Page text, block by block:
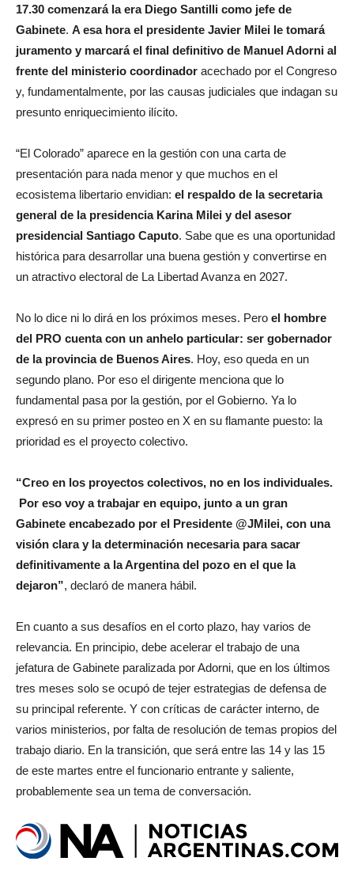
17.30 comenzará la era Diego Santilli como jefe de
Gabinete. A esa hora el presidente Javier Milei le tomará
juramento y marcará el final definitivo de Manuel Adorni al
frente del ministerio coordinador acechado por el Congreso
y, fundamentalmente, por las causas judiciales que indagan su
presunto enriquecimiento ilícito.
“El Colorado” aparece en la gestión con una carta de
presentación para nada menor y que muchos en el
ecosistema libertario envidian: el respaldo de la secretaria
general de la presidencia Karina Milei y del asesor
presidencial Santiago Caputo. Sabe que es una oportunidad
histórica para desarrollar una buena gestión y convertirse en
un atractivo electoral de La Libertad Avanza en 2027.
No lo dice ni lo dirá en los próximos meses. Pero el hombre
del PRO cuenta con un anhelo particular: ser gobernador
de la provincia de Buenos Aires. Hoy, eso queda en un
segundo plano. Por eso el dirigente menciona que lo
fundamental pasa por la gestión, por el Gobierno. Ya lo
expresó en su primer posteo en X en su flamante puesto: la
prioridad es el proyecto colectivo.
“Creo en los proyectos colectivos, no en los individuales.
Por eso voy a trabajar en equipo, junto a un gran
Gabinete encabezado por el Presidente @JMilei, con una
visión clara y la determinación necesaria para sacar
definitivamente a la Argentina del pozo en el que la
dejaron”, declaró de manera hábil.
En cuanto a sus desafíos en el corto plazo, hay varios de
relevancia. En principio, debe acelerar el trabajo de una
jefatura de Gabinete paralizada por Adorni, que en los últimos
tres meses solo se ocupó de tejer estrategias de defensa de
su principal referente. Y con críticas de carácter interno, de
varios ministerios, por falta de resolución de temas propios del
trabajo diario. En la transición, que será entre las 14 y las 15
de este martes entre el funcionario entrante y saliente,
probablemente sea un tema de conversación.